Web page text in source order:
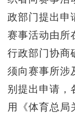
政部门提出申
赛事活动由所
行政部门协商
须向赛事所涉
别提出申请，
用《体育总局